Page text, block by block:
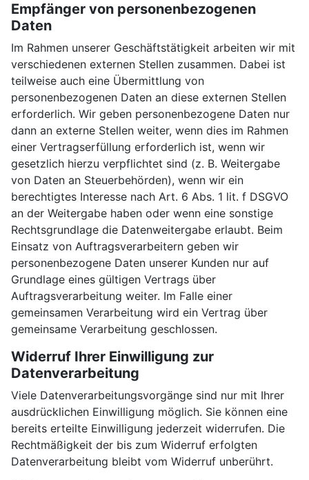
Empfänger von personenbezogenen
Daten
Im Rahmen unserer Geschäftstätigkeit arbeiten wir mit
verschiedenen externen Stellen zusammen. Dabei ist
teilweise auch eine Übermittlung von
personenbezogenen Daten an diese externen Stellen
erforderlich. Wir geben personenbezogene Daten nur
dann an externe Stellen weiter, wenn dies im Rahmen
einer Vertragserfüllung erforderlich ist, wenn wir
gesetzlich hierzu verpflichtet sind (z. B. Weitergabe
von Daten an Steuerbehörden), wenn wir ein
berechtigtes Interesse nach Art. 6 Abs. 1 lit. f DSGVO
an der Weitergabe haben oder wenn eine sonstige
Rechtsgrundlage die Datenweitergabe erlaubt. Beim
Einsatz von Auftragsverarbeitern geben wir
personenbezogene Daten unserer Kunden nur auf
Grundlage eines gültigen Vertrags über
Auftragsverarbeitung weiter. Im Falle einer
gemeinsamen Verarbeitung wird ein Vertrag über
gemeinsame Verarbeitung geschlossen.
Widerruf Ihrer Einwilligung zur
Datenverarbeitung
Viele Datenverarbeitungsvorgänge sind nur mit Ihrer
ausdrücklichen Einwilligung möglich. Sie können eine
bereits erteilte Einwilligung jederzeit widerrufen. Die
Rechtmäßigkeit der bis zum Widerruf erfolgten
Datenverarbeitung bleibt vom Widerruf unberührt.